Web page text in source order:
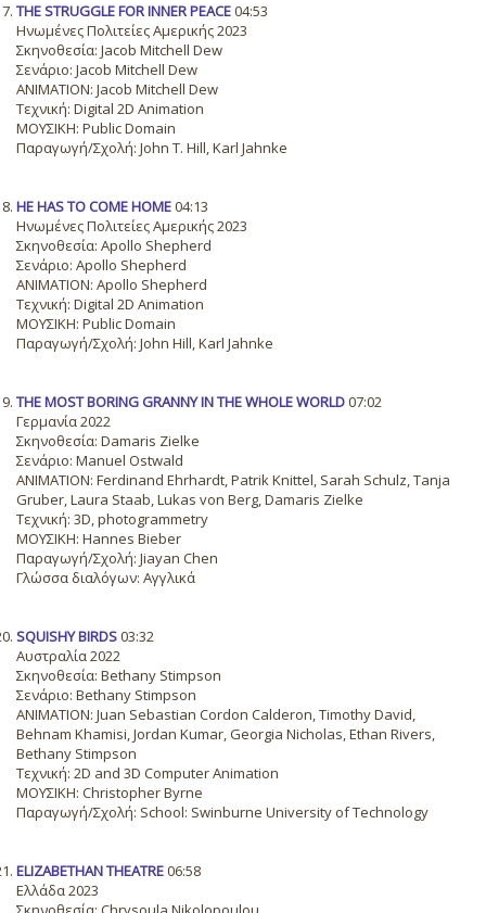
THE STRUGGLE FOR INNER PEACE04:53
Ηνωμένες Πολιτείες Αμερικής 2023
Σκηνοθεσία: Jacob Mitchell Dew
Σενάριο: Jacob Mitchell Dew
ANIMATION: Jacob Mitchell Dew
Τεχνική: Digital 2D Animation
ΜΟΥΣΙΚΗ: Public Domain
Παραγωγή/Σχολή: John T. Hill, Karl Jahnke
HE HAS TO COME HOME04:13
Ηνωμένες Πολιτείες Αμερικής 2023
Σκηνοθεσία: Apollo Shepherd
Σενάριο: Apollo Shepherd
ANIMATION: Apollo Shepherd
Τεχνική: Digital 2D Animation
ΜΟΥΣΙΚΗ: Public Domain
Παραγωγή/Σχολή: John Hill, Karl Jahnke
THE MOST BORING GRANNY IN THE WHOLE WORLD07:02
Γερμανία 2022
Σκηνοθεσία: Damaris Zielke
Σενάριο: Manuel Ostwald
ANIMATION: Ferdinand Ehrhardt, Patrik Knittel, Sarah Schulz, Tanja
Gruber, Laura Staab, Lukas von Berg, Damaris Zielke
Τεχνική: 3D, photogrammetry
ΜΟΥΣΙΚΗ: Hannes Bieber
Παραγωγή/Σχολή: Jiayan Chen
Γλώσσα διαλόγων: Αγγλικά
SQUISHY BIRDS03:32
Αυστραλία 2022
Σκηνοθεσία: Bethany Stimpson
Σενάριο: Bethany Stimpson
ANIMATION: Juan Sebastian Cordon Calderon, Timothy David,
Behnam Khamisi, Jordan Kumar, Georgia Nicholas, Ethan Rivers,
Bethany Stimpson
Τεχνική: 2D and 3D Computer Animation
ΜΟΥΣΙΚΗ: Christopher Byrne
Παραγωγή/Σχολή: School: Swinburne University of Technology
ELIZABETHAN THEATRE06:58
Ελλάδα 2023